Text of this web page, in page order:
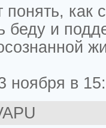
как
беду и
ноября в